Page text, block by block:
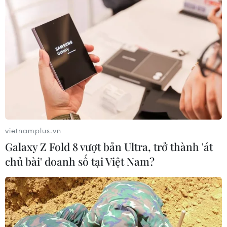
Dow Jones lập đỉnh kỷ lục nhờ diễn
biến tích cực tại Trung Đông
05/08/2026 23:27
Vận chuyển quá cảnh hàng giả và
xâm phạm sở hữu trí tuệ diễn biến
Xem thêm
vietnamplus.vn
Galaxy Z Fold 8 vượt bản Ultra, trở thành 'át
chủ bài' doanh số tại Việt Nam?